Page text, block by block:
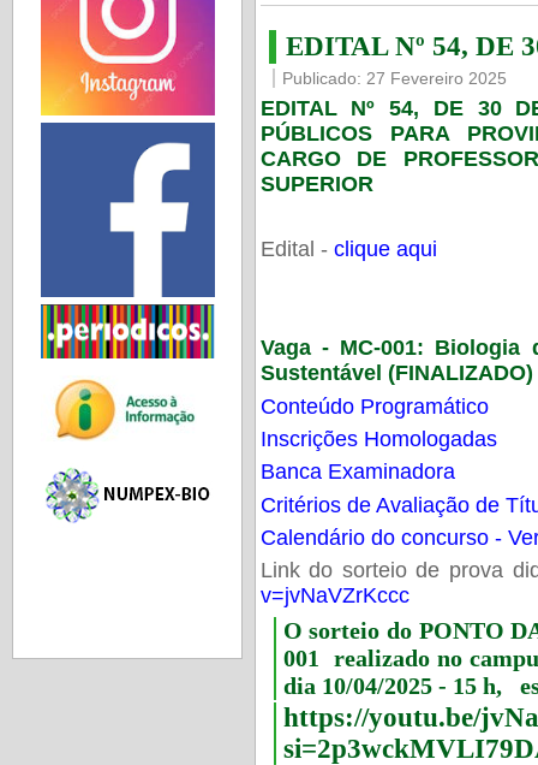
EDITAL Nº 54, DE
Publicado: 27 Fevereiro 2025
EDITAL Nº 54, DE 30
PÚBLICOS PARA
CARGO DE
SUPERIOR
Edital - clique aqui
Vaga - MC-001: Biologia
Sustentável (FINALIZADO)
Conteúdo Programático
Inscrições Homologadas
Banca Examinadora
Critérios de Avaliação de
Calendário do concurso -
Link do sorteio de prova
v=jvNaVZrKccc
O sorteio do PONTO
001 realizado no
dia 10/04/2025 - 15 h,
https://youtu.be/